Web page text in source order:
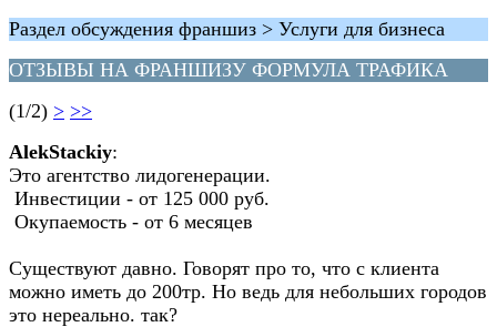
Раздел обсуждения франшиз > Услуги для бизнеса
ОТЗЫВЫ НА ФРАНШИЗУ ФОРМУЛА ТРАФИКА
(1/2) > >>
AlekStackiy:
Это агентство лидогенерации.
Инвестиции - от 125 000 руб.
Окупаемость - от 6 месяцев
Существуют давно. Говорят про то, что с клиента
можно иметь до 200тр. Но ведь для небольших городов
это нереально. так?